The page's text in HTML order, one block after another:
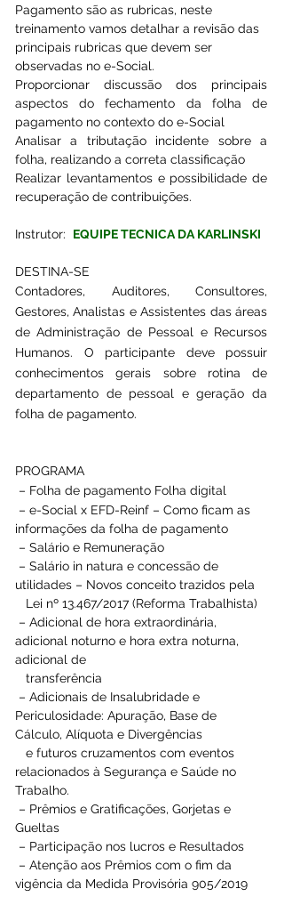
Pagamento são as rubricas, neste
treinamento vamos detalhar a revisão das
principais rubricas que devem ser
observadas no e-Social.
Proporcionar discussão dos principais
aspectos do fechamento da folha de
pagamento no contexto do e-Social
Analisar a tributação incidente sobre a
folha, realizando a correta classificação
Realizar levantamentos e possibilidade de
recuperação de contribuições.
Instrutor: EQUIPE TECNICA DA KARLINSKI
DESTINA-SE
Contadores, Auditores, Consultores,
Gestores, Analistas e Assistentes das áreas
de Administração de Pessoal e Recursos
Humanos. O participante deve possuir
conhecimentos gerais sobre rotina de
departamento de pessoal e geração da
folha de pagamento.
PROGRAMA
– Folha de pagamento Folha digital
informações da folha de pagamento
– Salário e Remuneração
utilidades – Novos conceito trazidos pela
   Lei nº 13.467/2017 (Reforma Trabalhista)
adicional noturno e hora extra noturna,
adicional de
   transferência
Periculosidade: Apuração, Base de
Cálculo, Alíquota e Divergências
relacionados à Segurança e Saúde no
Trabalho.
– Prêmios e Gratificações, Gorjetas e
Gueltas
– Participação nos lucros e Resultados
– Atenção aos Prêmios com o fim da
vigência da Medida Provisória 905/2019